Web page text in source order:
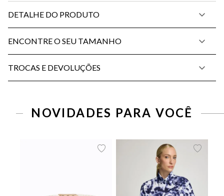
DETALHE DO PRODUTO
ENCONTRE O SEU TAMANHO
TROCAS E DEVOLUÇÕES
NOVIDADES PARA VOCÊ